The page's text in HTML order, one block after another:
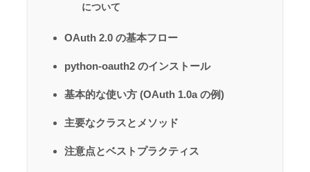
について
OAuth 2.0 の基本フロー
python-oauth2 のインストール
基本的な使い方 (OAuth 1.0a の例)
主要なクラスとメソッド
注意点とベストプラクティス